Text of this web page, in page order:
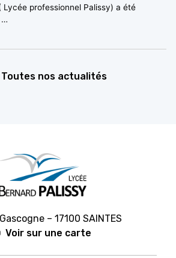
Lycée professionnel Palissy) a été
…
Toutes nos actualités
– 17100 SAINTES
Voir sur une carte